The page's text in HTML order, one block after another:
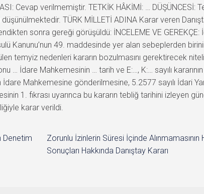
Cevap verilmemiştir. TETKİK HÂKİMİ: …
TÜRK MİLLETİ ADINA Karar veren
sonra gereği görüşüldü: İNCELEME VE
Kanunu’nun 49. maddesinde yer alan sebeplerden
temyiz nedenleri kararın bozulmasını gerektirecek
… İdare Mahkemesinin … tarih ve E:…, K:… sayılı
İdare Mahkemesine gönderilmesine, 5.2577 sayılı İdari
1. fıkrası uyarınca bu kararın tebliğ tarihini izleyen
karar verildi.
Denetim
Zorunlu İzinlerin Süresi İçinde Alınmamasının
Sonuçları Hakkında Danıştay Kararı